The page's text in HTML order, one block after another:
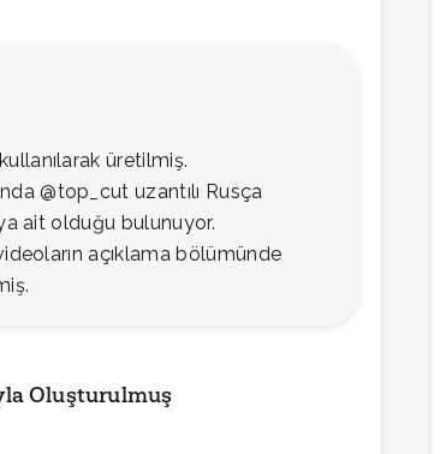
üretilmiş.
@top_cut uzantılı Rusça
ait olduğu bulunuyor.
açıklama bölümünde
Oluşturulmuş